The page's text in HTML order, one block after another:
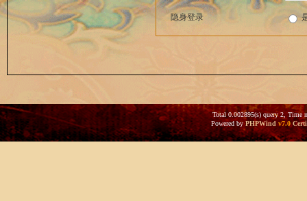
隐身登录
Total 0.002895(s) query 2, Time
Powered byPHPWind v7.0